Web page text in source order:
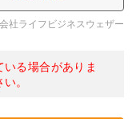
社ライフビジネスウェザー
る場合がありま
。